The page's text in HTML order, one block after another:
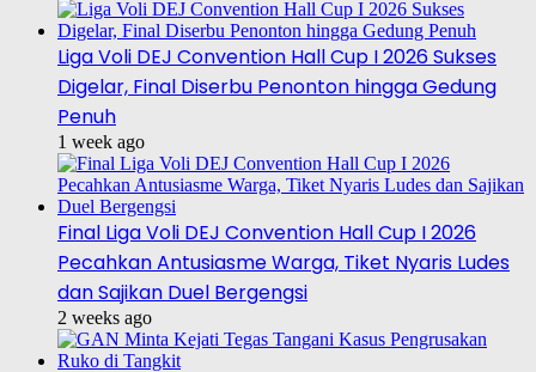
Liga Voli DEJ Convention Hall Cup I 2026 Sukses
Digelar, Final Diserbu Penonton hingga Gedung
Penuh
1 week ago
Final Liga Voli DEJ Convention Hall Cup I 2026
Pecahkan Antusiasme Warga, Tiket Nyaris Ludes
dan Sajikan Duel Bergengsi
2 weeks ago